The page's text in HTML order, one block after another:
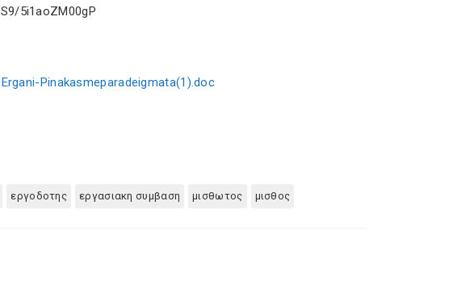
Pinakasmeparadeigmata(1).doc
εργοδοτης εργασιακη συμβαση μισθωτος μισθος